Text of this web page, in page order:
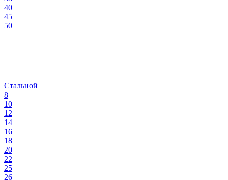
40
45
50
Стальной
8
10
12
14
16
18
20
22
25
26